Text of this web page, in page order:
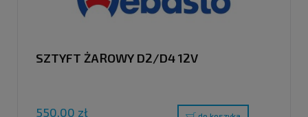
SZTYFT ŻAROWY D2/D4 12V
550,00 zł